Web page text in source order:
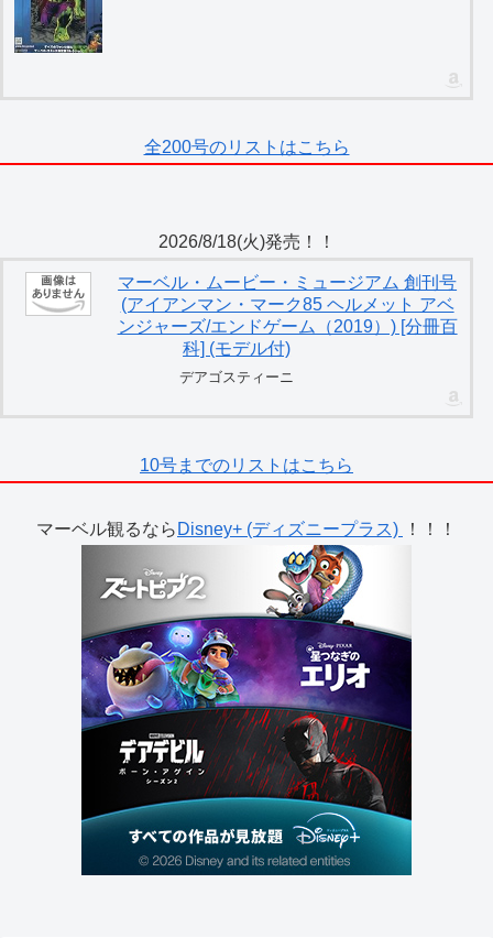
全200号のリストはこちら
2026/8/18(火)発売！！
マーベル・ムービー・ミュージアム 創刊号
(アイアンマン・マーク85 ヘルメット アベ
ンジャーズ/エンドゲーム（2019）) [分冊百
科] (モデル付)
デアゴスティーニ
10号までのリストはこちら
マーベル観るなら Disney+ (ディズニープラス) ！！！